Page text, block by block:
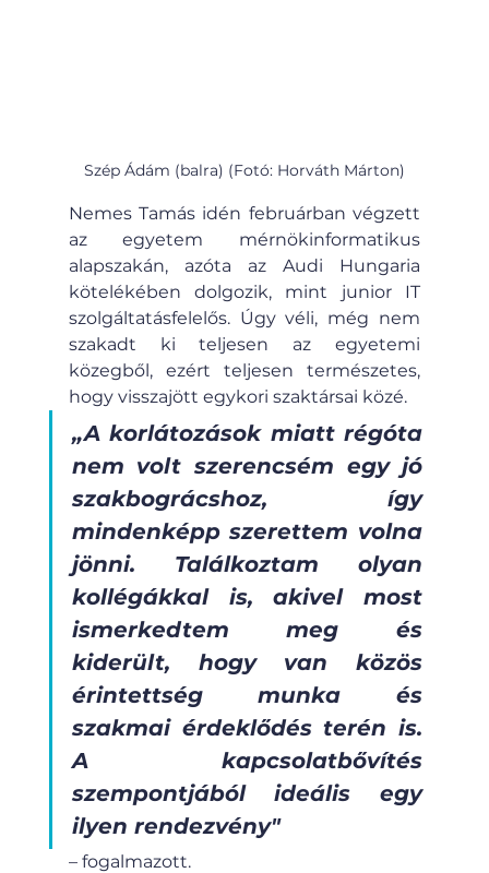
Szép Ádám (balra) (Fotó: Horváth Márton)
Nemes Tamás idén februárban végzett
az egyetem mérnökinformatikus
alapszakán, azóta az Audi Hungaria
kötelékében dolgozik, mint junior IT
szolgáltatásfelelős. Úgy véli, még nem
szakadt ki teljesen az egyetemi
közegből, ezért teljesen természetes,
hogy visszajött egykori szaktársai közé.
„A korlátozások miatt régóta
nem volt szerencsém egy jó
szakbográcshoz, így
mindenképp szerettem volna
jönni. Találkoztam olyan
kollégákkal is, akivel most
ismerkedtem meg és
kiderült, hogy van közös
érintettség munka és
szakmai érdeklődés terén is.
A kapcsolatbővítés
szempontjából ideális egy
ilyen rendezvény"
– fogalmazott.